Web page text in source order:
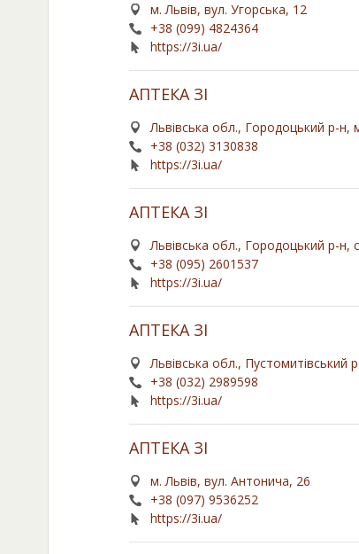
м. Львів, вул. Угорська, 12
+38 (099) 4824364
https://3i.ua/
АПТЕКА ЗІ
Львівська обл., Городоцький р-
+38 (032) 3130838
https://3i.ua/
АПТЕКА ЗІ
Львівська обл., Городоцький р-н,
+38 (095) 2601537
https://3i.ua/
АПТЕКА ЗІ
Львівська обл., Пустомитівський
+38 (032) 2989598
https://3i.ua/
АПТЕКА ЗІ
м. Львів, вул. Антонича, 26
+38 (097) 9536252
https://3i.ua/